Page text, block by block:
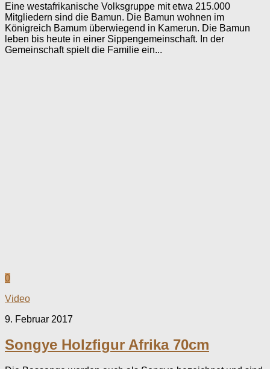
Eine westafrikanische Volksgruppe mit etwa 215.000
Mitgliedern sind die Bamun. Die Bamun wohnen im
Königreich Bamum überwiegend in Kamerun. Die Bamun
leben bis heute in einer Sippengemeinschaft. In der
Gemeinschaft spielt die Familie ein...
0
Video
9. Februar 2017
Songye Holzfigur Afrika 70cm